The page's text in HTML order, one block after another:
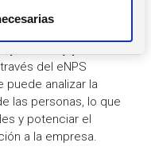
incluye herramientas
del eNPS
puede analizar la
las personas, lo que
y potenciar el
a la empresa.